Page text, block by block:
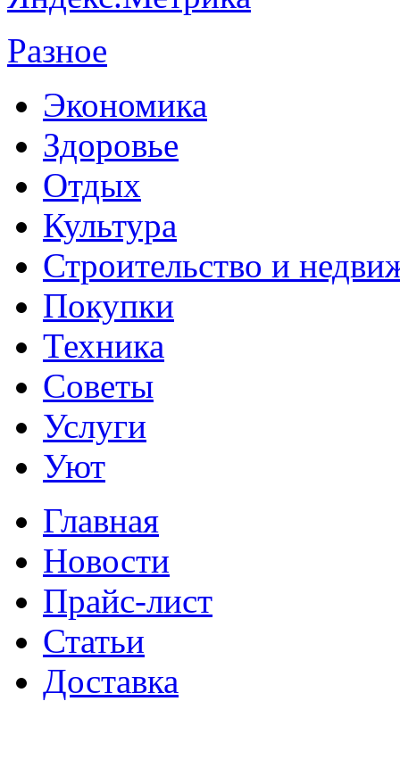
Разное
Экономика
Здоровье
Отдых
Культура
Строительство и
Покупки
Техника
Советы
Услуги
Уют
Главная
Новости
Прайс-лист
Статьи
Доставка